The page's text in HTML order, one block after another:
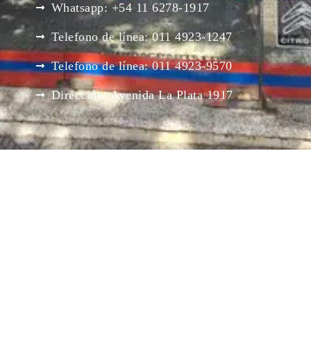
Whatsapp: +54 11 6278-1917
Telefono de línea: 011 4923-1247
Telefono de línea: 011 4923-9570
Dirección: Avenida La Plata 1917